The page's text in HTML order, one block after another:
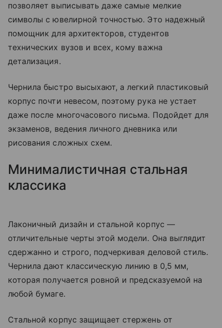
позволяет выписывать даже самые мелкие
символы с ювелирной точностью. Это надежный
помощник для архитекторов, студентов
технических вузов и всех, кому важна
детализация.
Чернила быстро высыхают, а легкий пластиковый
корпус почти невесом, поэтому рука не устает
даже после многочасового письма. Подойдет для
экзаменов, ведения личного дневника или
рисования сложных схем.
Минималистичная стальная
классика
Лаконичный дизайн и стальной корпус —
отличительные черты этой модели. Она выглядит
сдержанно и строго, подчеркивая деловой стиль.
Чернила дают классическую линию в 0,5 мм,
которая получается ровной и предсказуемой на
любой бумаге.
Стальной корпус защищает стержень от